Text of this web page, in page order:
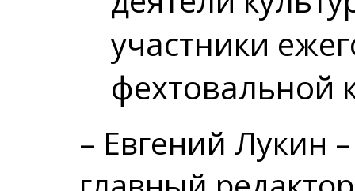
участники
фехтовальной
– Евгений Лукин